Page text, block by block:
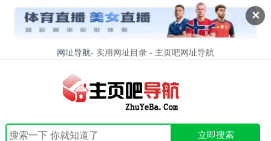
✕
网址导航- 实用网址目录 - 主页吧网址导航
立即搜索